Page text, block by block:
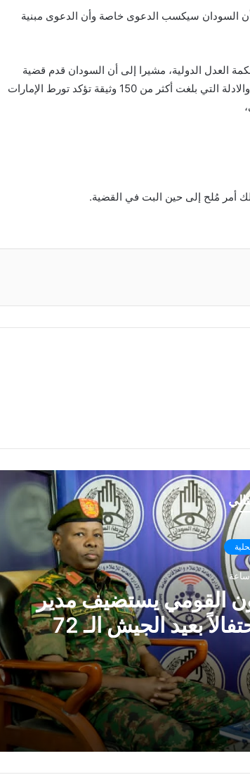
أن السودان سيكسب الدعوى خاصة وأن الدعوى مبنية
العدل الدولية، مشيرا إلى أن السودان قدم قضية
متماسكة ومؤسسة ضد الإمارات، تم فيها صياغة كل القرائن والادلة التي بلغت أكثر من 150 وثيقة تؤكد تورط الإمارات
أمر مُلح إلى حين البت في القضية.
القومي يستضيف مدير
بعيد الجيش الـ 72
الإعلام العسكري احتفالاً بعيد الجيش الـ 72